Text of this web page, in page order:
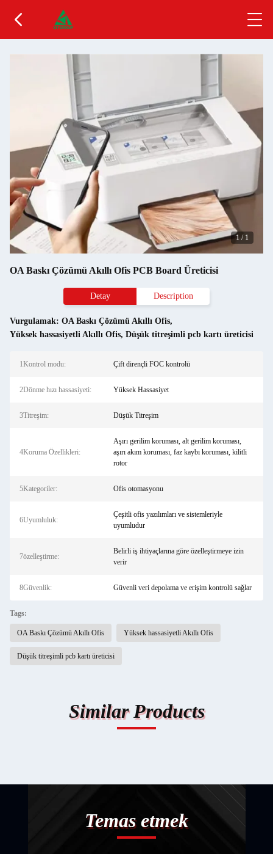
1 / 1
OA Baskı Çözümü Akıllı Ofis PCB Board Üreticisi
Detay Description
Vurgulamak: OA Baskı Çözümü Akıllı Ofis,
Yüksek hassasiyetli Akıllı Ofis, Düşük titreşimli pcb kartı üreticisi
1Kontrol modu: Çift dirençli FOC kontrolü
2Dönme hızı hassasiyeti: Yüksek Hassasiyet
3Titreşim: Düşük Titreşim
4Koruma Özellikleri:
Aşırı gerilim koruması, alt gerilim koruması,
aşırı akım koruması, faz kaybı koruması, kilitli
rotor
5Kategoriler: Ofis otomasyonu
6Uyumluluk:
Çeşitli ofis yazılımları ve sistemleriyle
uyumludur
7özelleştirme:
Belirli iş ihtiyaçlarına göre özelleştirmeye izin
verir
8Güvenlik: Güvenli veri depolama ve erişim kontrolü sağlar
Tags:
OA Baskı Çözümü Akıllı Ofis Yüksek hassasiyetli Akıllı Ofis
Düşük titreşimli pcb kartı üreticisi
Similar Products
Temas etmek